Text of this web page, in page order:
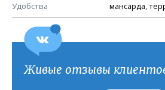
Удобства мансарда,
План кровли
Живые отзывы